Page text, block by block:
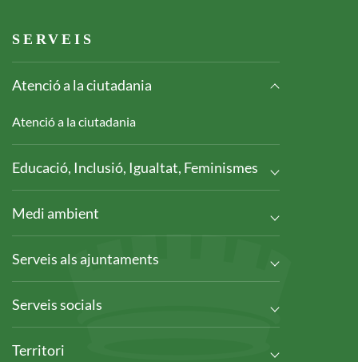
Footer serveis
SERVEIS
Atenció a la ciutadania
Atenció a la ciutadania
Educació, Inclusió, Igualtat, Feminismes
Medi ambient
Serveis als ajuntaments
Serveis socials
Territori